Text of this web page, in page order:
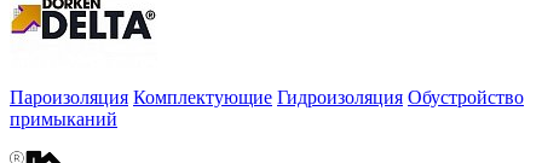
Пароизоляция Комплектующие Гидроизоляция Обустройство
примыканий